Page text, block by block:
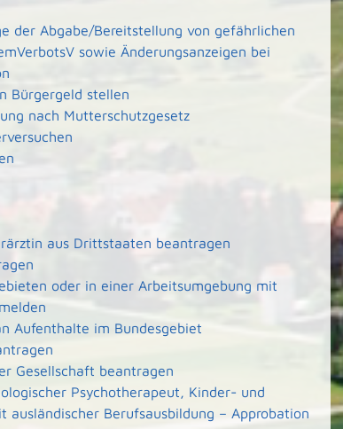
der Abgabe/Bereitstellung von gefährlichen
sowie Änderungsanzeigen bei
Bürgergeld stellen
nach Mutterschutzgesetz
aus Drittstaaten beantragen
oder in einer Arbeitsumgebung mit
Aufenthalte im Bundesgebiet
Gesellschaft beantragen
Psychotherapeut, Kinder- und
ausländischer Berufsausbildung – Approbation